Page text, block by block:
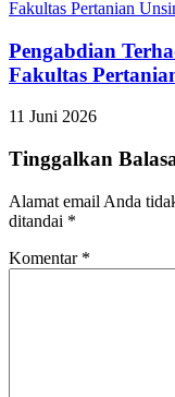
Pengabdian
Fakultas
11 Juni 2026
Tinggalkan
Alamat email Anda
ditandai *
Komentar *